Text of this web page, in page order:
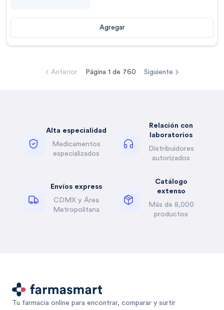
Agregar
Anterior Página 1 de 760 Siguiente
Alta especialidad
Medicamentos
especializados
Relación con
laboratorios
Distribuidores
autorizados
Envíos express
CDMX y Área
Metropolitana
Catálogo
extenso
Más de 8,000
productos
Tu farmacia online para encontrar, comparar y surtir